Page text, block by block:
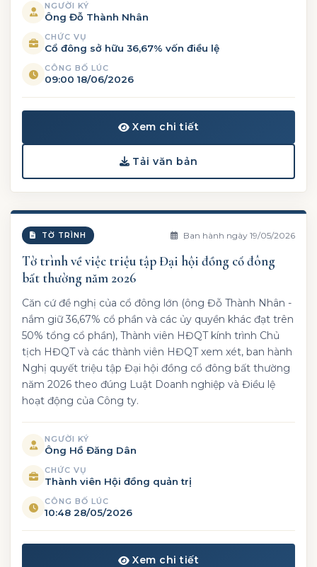
NGƯỜI KÝ
Ông Đỗ Thành Nhân
CHỨC VỤ
Cổ đông sở hữu 36,67% vốn điều lệ
CÔNG BỐ LÚC
09:00 18/06/2026
Xem chi tiết
Tải văn bản
TỜ TRÌNH Ban hành ngày 19/05/2026
Tờ trình về việc triệu tập Đại hội đồng cổ đông
bất thường năm 2026
Căn cứ đề nghị của cổ đông lớn (ông Đỗ Thành Nhân -
nắm giữ 36,67% cổ phần và các ủy quyền khác đạt trên
50% tổng cổ phần), Thành viên HĐQT kính trình Chủ
tịch HĐQT và các thành viên HĐQT xem xét, ban hành
Nghị quyết triệu tập Đại hội đồng cổ đông bất thường
năm 2026 theo đúng Luật Doanh nghiệp và Điều lệ
hoạt động của Công ty.
NGƯỜI KÝ
Ông Hồ Đăng Dân
CHỨC VỤ
Thành viên Hội đồng quản trị
CÔNG BỐ LÚC
10:48 28/05/2026
Xem chi tiết